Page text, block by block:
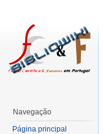
Navegação
Página principal